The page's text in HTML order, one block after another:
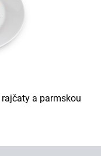
a parmskou